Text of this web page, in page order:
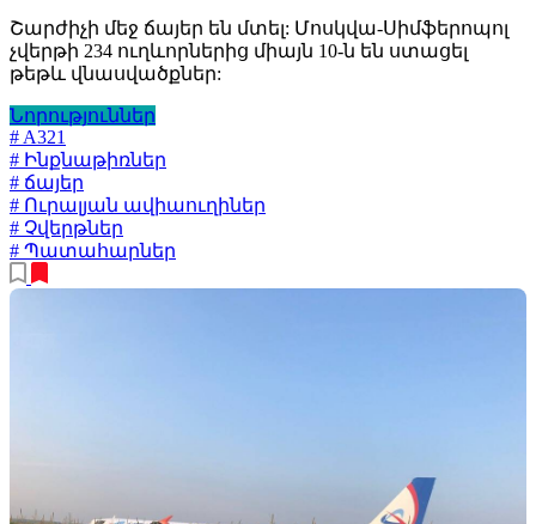
Շարժիչի մեջ ճայեր են մտել: Մոսկվա-Սիմֆերոպոլ
չվերթի 234 ուղևորներից միայն 10-ն են ստացել
թեթև վնասվածքներ:
Նորություններ
# A321
# Ինքնաթիռներ
# ճայեր
# Ուրալյան ավիաուղիներ
# Չվերթներ
# Պատահարներ